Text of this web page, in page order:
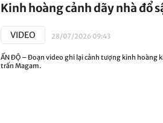
Kinh hoàng cảnh dãy nhà đổ
VIDEO 28/07/2026 09:43
ẤN ĐỘ – Đoạn video ghi lại cảnh tượng kinh hoàng
trấn Magam.